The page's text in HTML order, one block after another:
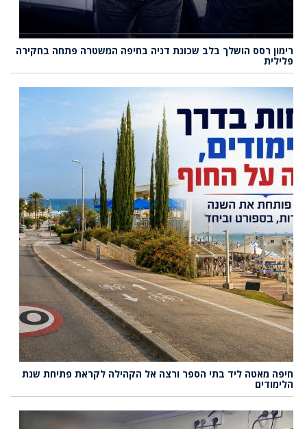
רימון רסס הושלך בלב שכונת דניה בחיפה המשטרה פתחה בחקירה
פלילית
חיפה מאטה ליד בתי הספר ורצה אל הקהילה לקראת פתיחת שנת
הלימודים